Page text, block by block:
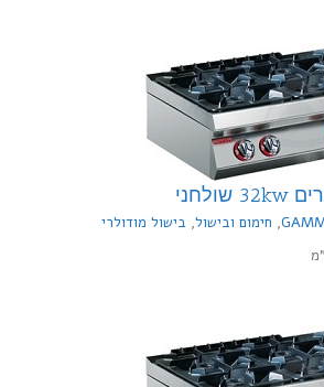
, חימום ובישול, בישול מודולרי